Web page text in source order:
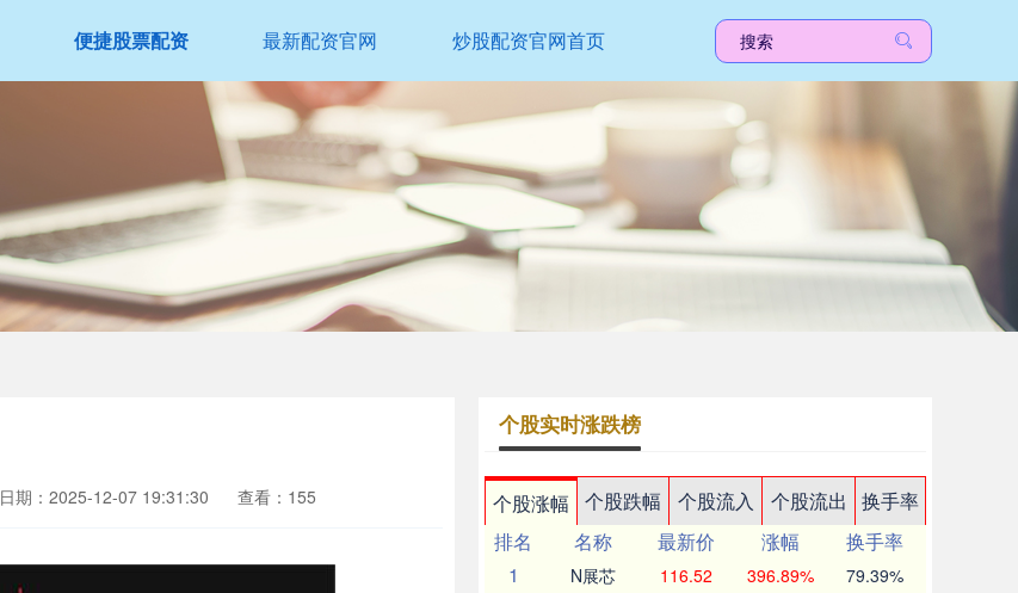
便捷股票配资 最新配资官网 炒股配资官网首页
日期：2025-12-07 19:31:30 查看：155
个股实时涨跌榜
个股涨幅 个股跌幅 个股流入 个股流出
换手率
排名
名称 最新价 涨幅
换手率
1
N展芯 116.52 396.89% 79.39%